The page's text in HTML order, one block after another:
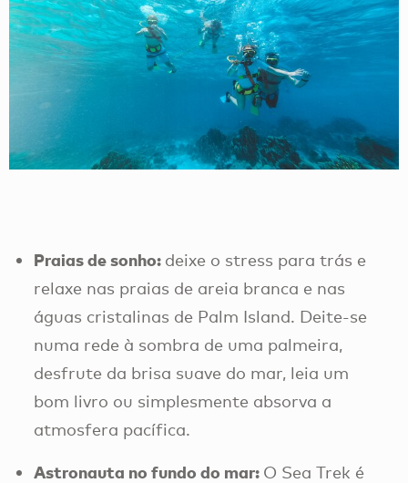
Praias de sonho: deixe o stress para trás e
relaxe nas praias de areia branca e nas
águas cristalinas de Palm Island. Deite-se
numa rede à sombra de uma palmeira,
desfrute da brisa suave do mar, leia um
bom livro ou simplesmente absorva a
atmosfera pacífica.
Astronauta no fundo do mar: O Sea Trek é